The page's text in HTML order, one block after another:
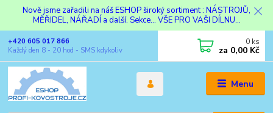
Nově jsme zařadili na náš ESHOP široký sortiment : NÁSTROJŮ,
MĚŘIDEL, NÁŘADÍ a další. Sekce... VŠE PRO VAŠI DÍLNU...
Menu
+420 605 017 866
Každý den 8 - 20 hod - SMS kdykoliv
0 ks
za 0,00 Kč